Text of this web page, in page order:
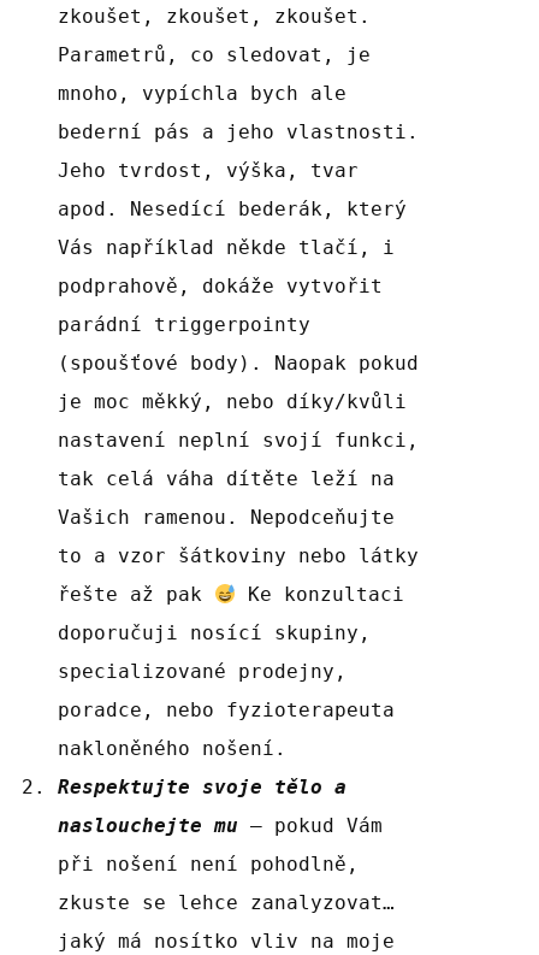
zkoušet, zkoušet, zkoušet.
Parametrů, co sledovat, je
mnoho, vypíchla bych ale
bederní pás a jeho vlastnosti.
Jeho tvrdost, výška, tvar
apod. Nesedící bederák, který
Vás například někde tlačí, i
podprahově, dokáže vytvořit
parádní triggerpointy
(spoušťové body). Naopak pokud
je moc měkký, nebo díky/kvůli
nastavení neplní svojí funkci,
tak celá váha dítěte leží na
Vašich ramenou. Nepodceňujte
to a vzor šátkoviny nebo látky
řešte až pak
Ke konzultaci
doporučuji nosící skupiny,
specializované prodejny,
poradce, nebo fyzioterapeuta
nakloněného nošení.
Respektujte svoje tělo a
naslouchejte mu – pokud Vám
při nošení není pohodlně,
zkuste se lehce zanalyzovat…
jaký má nosítko vliv na moje